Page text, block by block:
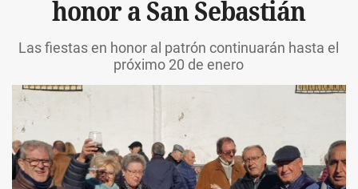
honor a San Sebastián
Las fiestas en honor al patrón continuarán hasta el
próximo 20 de enero